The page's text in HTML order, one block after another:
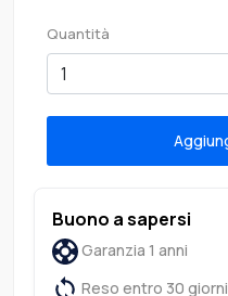
Quantità
Buono a sapersi
Garanzia 1 anni
Reso entro 30 giorni